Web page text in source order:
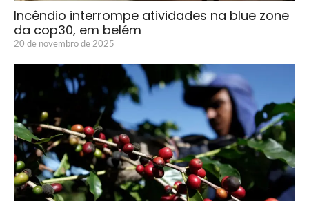
Incêndio interrompe atividades na blue zone
da cop30, em belém
20 de novembro de 2025